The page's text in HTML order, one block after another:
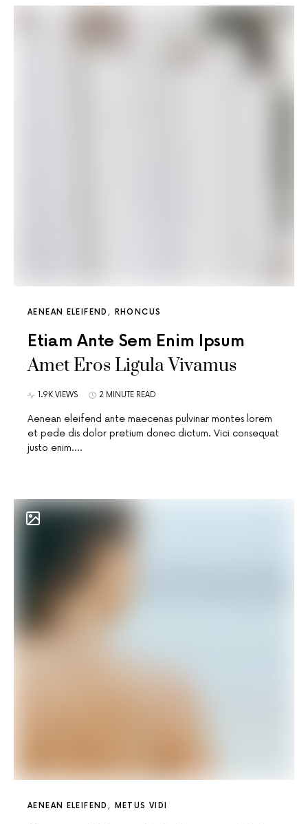
AENEAN ELEIFEND RHONCUS
Etiam Ante Sem Enim Ipsum
Amet Eros Ligula Vivamus
1.9K VIEWS 2 MINUTE READ
Aenean eleifend ante maecenas pulvinar montes lorem
et pede dis dolor pretium donec dictum. Vici consequat
justo enim.…
AENEAN ELEIFEND METUS VIDI